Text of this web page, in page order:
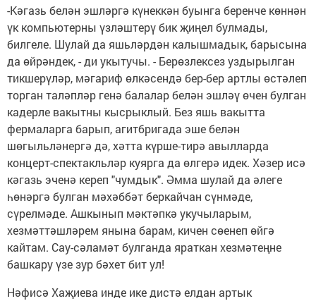
-Кәгазь белән эшләргә күнеккән буынга беренче көннән
үк компьютерны үзләштерү бик җиңел булмады,
билгеле. Шулай да яшьләрдән калышмадык, барысына
да өйрәндек, - ди укытучы. - Берөзлексез уздырылган
тикшерүләр, мәгариф өлкәсендә бер-бер артлы өстәлеп
торган таләпләр генә балалар белән эшләү өчен булган
кадерле вакытны кысрыклый. Без яшь вакытта
фермаларга барып, агитбригада эше белән
шөгыльләнергә дә, хәтта күрше-тирә авылларда
концерт-спектакльләр куярга да өлгерә идек. Хәзер исә
кәгазь эченә кереп "чумдык". Әмма шулай да әлеге
һөнәргә булган мәхәббәт беркайчан сүнмәде,
сүрелмәде. Ашкынып мәктәпкә укучыларым,
хезмәттәшләрем янына барам, кичен сөенеп өйгә
кайтам. Сау-сәламәт булганда яраткан хезмәтеңне
башкару үзе зур бәхет бит ул!
Нәфисә Хаҗиева инде ике дистә елдан артык